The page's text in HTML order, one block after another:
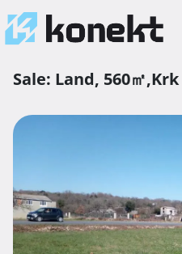
Sale: Land, 560㎡,Krk